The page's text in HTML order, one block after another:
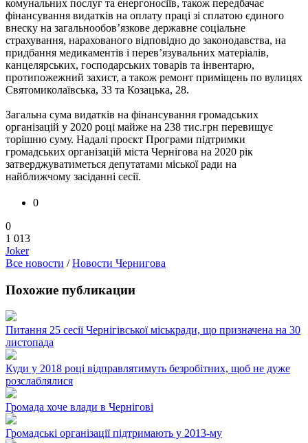
комунальних послуг та енергоносіїв, також передбачає
фінансування видатків на оплату праці зі сплатою єдиного
внеску на загальнообов’язкове державне соціальне
страхування, нарахованого відповідно до законодавства, на
придбання медикаментів і перев’язувальних матеріалів,
канцелярських, господарських товарів та інвентарю,
протипожежний захист, а також ремонт приміщень по вулицях
Святомиколаївська, 33 та Козацька, 28.
Загальна сума видатків на фінансування громадських
організацій у 2020 році майже на 238 тис.грн перевищує
торішню суму. Надалі проєкт Програми підтримки
громадських організацій міста Чернігова на 2020 рік
затверджуватиметься депутатами міської ради на
найближчому засіданні сесії.
0
0
1 013
Joker
Все новости /Новости Чернигова
Похожие публикации
Питання 25 сесії Чернігівської міськради, що призначена на 30
листопада
Куди у 2018 році відправлятимуть безробітних, щоб не дуже
розслаблялися
Громада хоче влади в Чернігові
Громадські організації підтримають у 2013-му